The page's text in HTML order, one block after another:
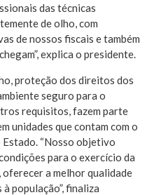
das técnicas
de olho, com
de nossos fiscais e também
explica o presidente.
proteção dos direitos dos
seguro para o
requisitos, fazem parte
unidades que contam com o
“Nosso objetivo
para o exercício da
a melhor qualidade
população”, finaliza